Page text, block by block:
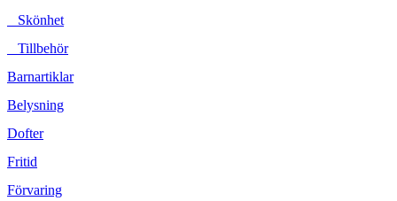
Skönhet
Tillbehör
Barnartiklar
Belysning
Dofter
Fritid
Förvaring